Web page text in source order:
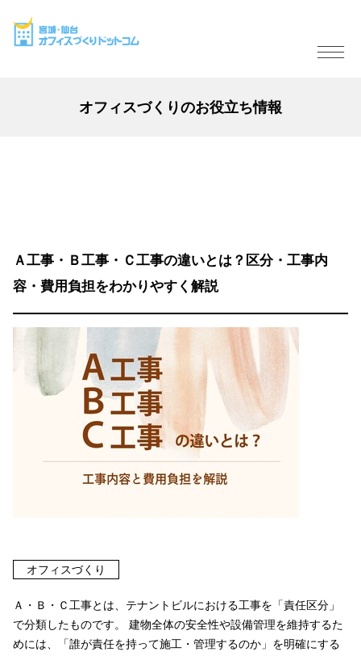
オフィスづくりのお役立ち情報
Ａ工事・Ｂ工事・Ｃ工事の違いとは？区分・工事内
容・費用負担をわかりやすく解説
オフィスづくり
Ａ・Ｂ・Ｃ工事とは、テナントビルにおける工事を「責任区分」
で分類したものです。 建物全体の安全性や設備管理を維持するた
めには、「誰が責任を持って施工・管理するのか」を明確にする